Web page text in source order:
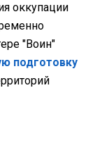
оккупации
"Воин"
подготовку